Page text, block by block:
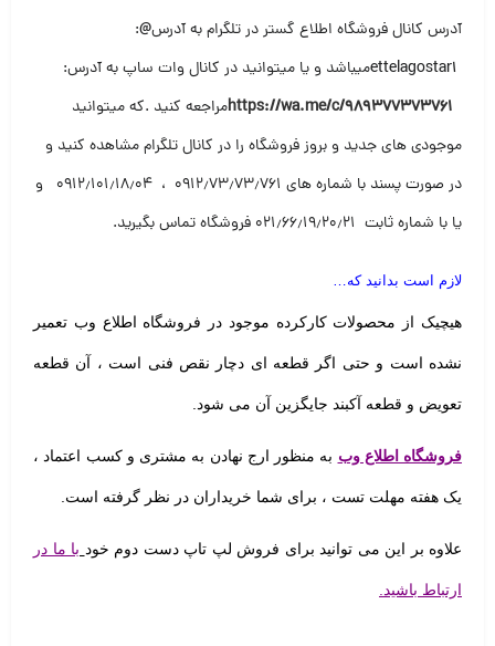
آدرس کانال فروشگاه اطلاع گستر در تلگرام به آدرس :@
ettelagostar1میباشد و یا میتوانید در کانال وات ساپ به آدرس:
https://wa.me/c/989377373761مراجعه کنید .که میتوانید
موجودی های جدید و بروز فروشگاه را در کانال تلگرام مشاهده کنید و
در صورت پسند با شماره های ۰۹۱۲٫۷۳٫۷۳٫۷۶۱ ، ۰۹۱۲٫۱۰۱٫۱۸٫۰۴ و
یا با شماره ثابت ۰۲۱٫۶۶٫۱۹٫۲۰٫۲۱ فروشگاه تماس بگیرید
.
لازم است بدانید که…
هیچیک از محصولات کارکرده موجود در فروشگاه اطلاع وب تعمیر
نشده است و حتی اگر قطعه ای دچار نقص فنی است ، آن قطعه
تعویض و قطعه آکبند جایگزین آن می شود.
فروشگاه اطلاع وب به منظور ارج نهادن به مشتری و کسب اعتماد ،
یک هفته مهلت تست ، برای شما خریداران در نظر گرفته است.
علاوه بر این می توانید برای فروش لپ تاپ دست دوم خود با ما در
ارتباط باشید.